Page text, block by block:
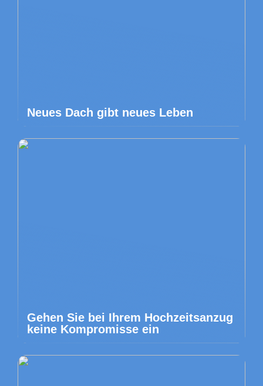
Neues Dach gibt neues Leben
Gehen Sie bei Ihrem Hochzeitsanzug
keine Kompromisse ein